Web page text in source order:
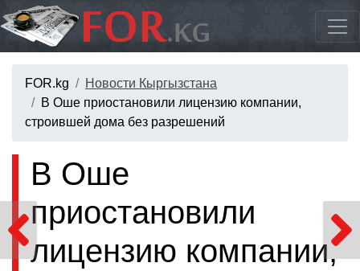
FOR.kg
Новости Кыргызстана
В Оше приостановили лицензию компании,
строившей дома без разрешений
В Оше
приостановили
лицензию компании,